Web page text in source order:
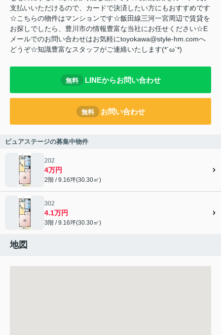
支払いいただけるので、カードで決済したい方にもおすすめです
☆こちらの物件はマンションです☆飯田線三河一宮周辺で賃貸を
お探しでしたら、豊川市の情報豊富な当社にお任せください☆E
メールでのお問い合わせはお気軽にtoyokawa@style-hm.comへ
どうぞ☆知識豊富なスタッフがご連絡いたします(*´ω`*)
無料 LINEからお問い合わせ
無料 お問い合わせ
ピュアステージの募集中物件
202
4万円
2階 / 9.16坪(30.30㎡)
302
4.1万円
3階 / 9.16坪(30.30㎡)
地図